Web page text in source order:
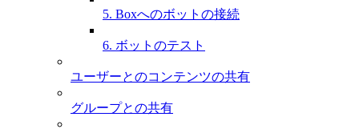
5. Boxへのボットの接続
6. ボットのテスト
ユーザーとのコンテンツの共有
グループとの共有